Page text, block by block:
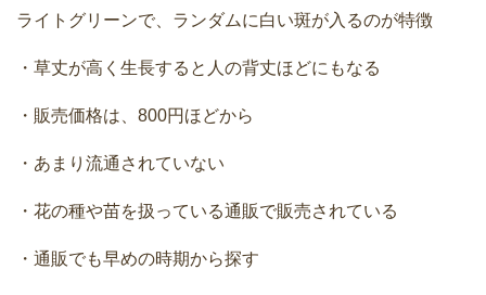
ライトグリーンで、ランダムに白い斑が入るのが特徴
・草丈が高く生長すると人の背丈ほどにもなる
・販売価格は、800円ほどから
・あまり流通されていない
・花の種や苗を扱っている通販で販売されている
・通販でも早めの時期から探す